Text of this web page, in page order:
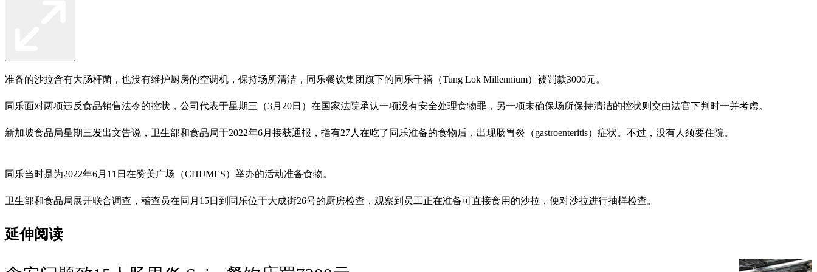
准备的沙拉含有大肠杆菌，也没有维护厨房的空调机，保持场所清洁，同乐餐饮集团旗下的同乐千禧（Tung Lok Millennium）被罚款3000元。
同乐面对两项违反食品销售法令的控状，公司代表于星期三（3月20日）在国家法院承认一项没有安全处理食物罪，另一项未确保场所保持清洁的控状则交由法官下判时一并考虑。
新加坡食品局星期三发出文告说，卫生部和食品局于2022年6月接获通报，指有27人在吃了同乐准备的食物后，出现肠胃炎（gastroenteritis）症状。不过，没有人须要住院。
同乐当时是为2022年6月11日在赞美广场（CHIJMES）举办的活动准备食物。
卫生部和食品局展开联合调查，稽查员在同月15日到同乐位于大成街26号的厨房检查，观察到员工正在准备可直接食用的沙拉，便对沙拉进行抽样检查。
延伸阅读